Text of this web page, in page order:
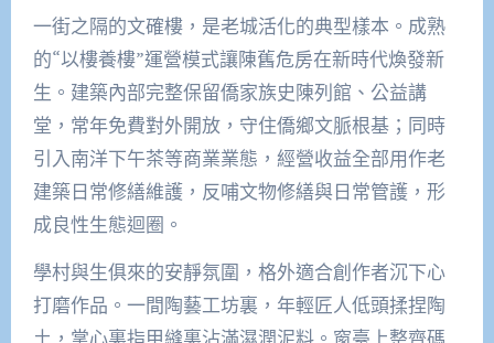
一街之隔的文確樓，是老城活化的典型樣本。成熟
的“以樓養樓”運營模式讓陳舊危房在新時代煥發新
生。建築內部完整保留僑家族史陳列館、公益講
堂，常年免費對外開放，守住僑鄉文脈根基；同時
引入南洋下午茶等商業業態，經營收益全部用作老
建築日常修繕維護，反哺文物修繕與日常管護，形
成良性生態迴圈。
學村與生俱來的安靜氛圍，格外適合創作者沉下心
打磨作品。一間陶藝工坊裏，年輕匠人低頭揉捏陶
土，掌心裏指甲縫裏沾滿濕潤泥料。窗臺上整齊碼